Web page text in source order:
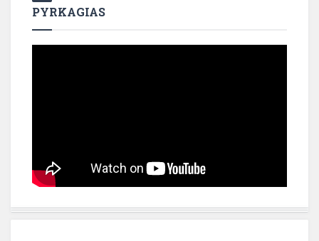
PYRKAGIAS